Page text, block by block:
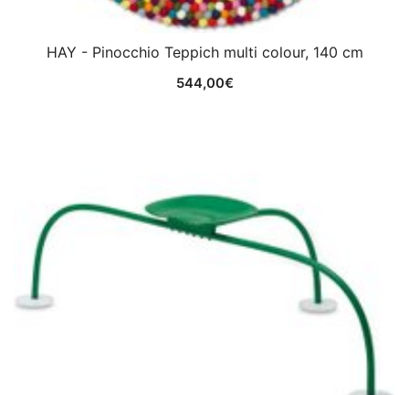
HAY - Pinocchio Teppich multi colour, 140 cm
544,00€